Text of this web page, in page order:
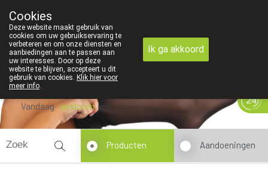
Vandaag gesloten
Producten Aandoeningen
Cookies
Deze website maakt gebruik van
cookies om uw gebruikservaring te
verbeteren en om onze diensten en
aanbiedingen aan te passen aan
uw interesses. Door op deze
website te blijven, accepteert u dit
gebruik van cookies. Klik hier voor
meer info.
Ik ga akkoord